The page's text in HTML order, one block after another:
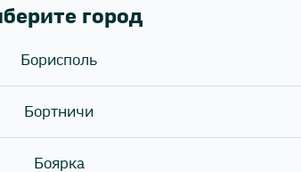
город
Борисполь
Бортничи
Боярка
столе должны быть блюда, которые